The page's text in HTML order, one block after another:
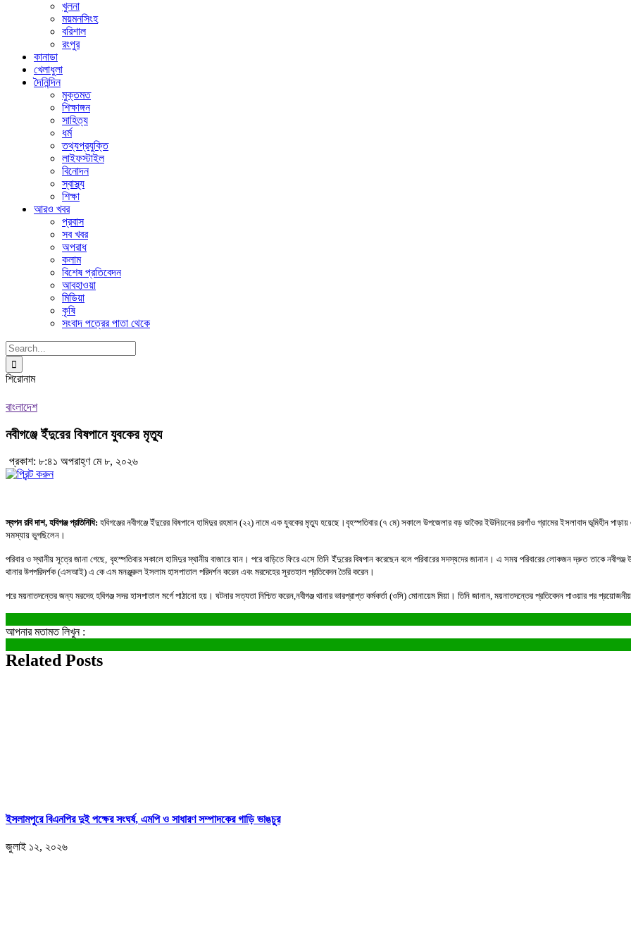
খুলনা
ময়মনসিংহ
বরিশাল
রংপুর
কানাডা
খেলাধুলা
দৈনিন্দিন
মুক্তমত
শিক্ষাঙ্গন
সাহিত্য
ধর্ম
তথ্যপ্রযুক্তি
লাইফস্টাইল
বিনোদন
স্বাস্থ্য
শিক্ষা
আরও খবর
প্রবাস
সব খবর
অপরাধ
কলাম
বিশেষ প্রতিবেদন
আবহাওয়া
মিডিয়া
কৃষি
সংবাদ পত্রের পাতা থেকে
Search
for:
শিরোনাম
বাংলাদেশ
নবীগঞ্জে ইঁদুরের বিষপানে যুবকের মৃত্যু
প্রকাশ: ৮:৪১ অপরাহ্ণ মে ৮, ২০২৬
স্বপন রবি দাশ, হবিগঞ্জ প্রতিনিধি: হবিগঞ্জের নবীগঞ্জে ইঁদুরের বিষপানে হামিদুর রহমান (২২) নামে এক যুবকের মৃত্যু হয়েছে।বৃহস্পতিবার (৭ মে) সকালে উপজেলার বড় ভাকৈর ইউনিয়নের চরগাঁও গ্রামের ইসলাবাদ ভূমিহীন পাড়ায়
সমস্যায় ভুগছিলেন।
পরিবার ও স্থানীয় সূত্রে জানা গেছে, বৃহস্পতিবার সকালে হামিদুর স্থানীয় বাজারে যান। পরে বাড়িতে ফিরে এসে তিনি ইঁদুরের বিষপান করেছেন বলে পরিবারের সদস্যদের জানান। এ সময় পরিবারের লোকজন দ্রুত তাকে
থানার উপপরিদর্শক (এসআই) এ কে এম মনঞ্জুরুল ইসলাম হাসপাতাল পরিদর্শন করেন এবং মরদেহের সুরতহাল প্রতিবেদন তৈরি করেন।
পরে ময়নাতদন্তের জন্য মরদেহ হবিগঞ্জ সদর হাসপাতাল মর্গে পাঠানো হয়। ঘটনার সত্যতা নিশ্চিত করেন,নবীগঞ্জ থানার ভারপ্রাপ্ত কর্মকর্তা (ওসি) মোনায়েম মিয়া। তিনি জানান, ময়নাতদন্তের প্রতিবেদন পাওয়ার পর
আপনার মতামত লিখুন :
Related Posts
ইসলামপুরে বিএনপির দুই পক্ষের সংঘর্ষ, এমপি ও সাধারণ সম্পাদকের গাড়ি ভাঙচুর
জুলাই ১২, ২০২৬